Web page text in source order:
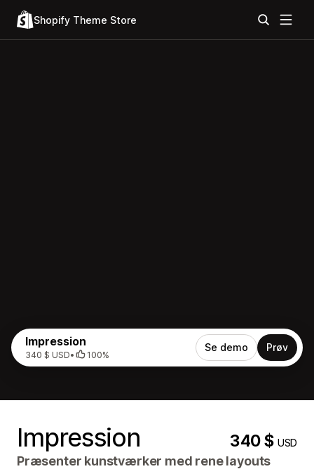
Shopify Theme Store
Impression
340 $ USD• 100%
Se demo Prøv
Impression 340 $USD
Præsenter kunstværker med rene layouts